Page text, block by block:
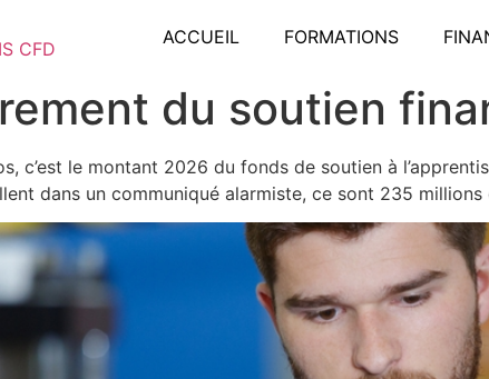
ACCUEIL FORMATIONS
du soutien
c’est le montant 2026 du fonds de soutien à
dans un communiqué alarmiste, ce sont 235 millions